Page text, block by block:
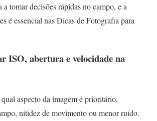
a tomar decisões rápidas no campo, e a
é essencial nas Dicas de Fotografia para
ISO, abertura e velocidade na
aspecto da imagem é prioritário,
nitidez de movimento ou menor ruído.